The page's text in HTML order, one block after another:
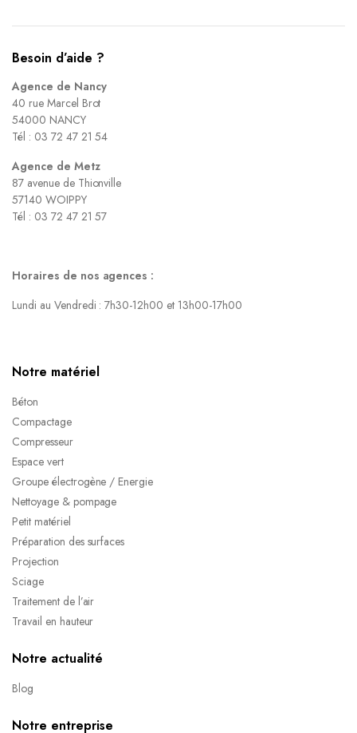
Besoin d’aide ?
Agence de Nancy
40 rue Marcel Brot
54000 NANCY
Tél : 03 72 47 21 54
Agence de Metz
87 avenue de Thionville
57140 WOIPPY
Tél : 03 72 47 21 57
Horaires de nos agences :
Lundi au Vendredi : 7h30-12h00 et 13h00-17h00
Notre matériel
Béton
Compactage
Compresseur
Espace vert
Groupe électrogène / Energie
Nettoyage & pompage
Petit matériel
Préparation des surfaces
Projection
Sciage
Traitement de l’air
Travail en hauteur
Notre actualité
Blog
Notre entreprise